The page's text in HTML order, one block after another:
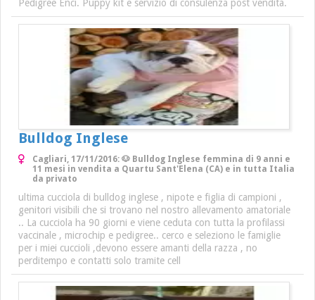
Pedigree Enci. Puppy kit e servizio di consulenza post vendita.
Bulldog Inglese
Cagliari, 17/11/2016: 🐶 Bulldog Inglese femmina di 9 anni e
11 mesi in vendita a Quartu Sant'Elena (CA) e in tutta Italia
da privato
ultima cucciola di bulldog inglese , nipote e figlia di campioni ,
genitori visibili che si trovano nel nostro allevamento amatoriale
.. La cucciola ha 90 giorni e viene ceduta con tutta la profilassi
vaccinale , microchip e pedigree.. cerco e seleziono le famiglie
per i miei cuccioli ,devono essere amanti della razza , no
perditempo e contatti solo tramite cell